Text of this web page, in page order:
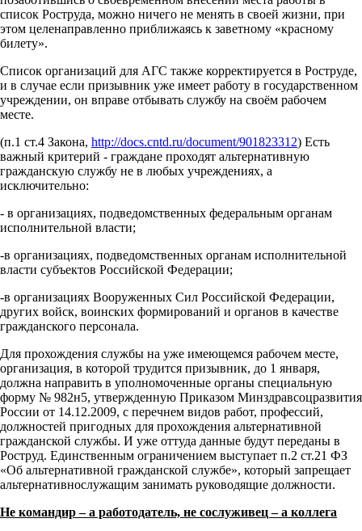
список Роструда, можно ничего не менять в своей жизни, при
этом целенаправленно приближаясь к заветному «красному
билету».
Список организаций для АГС также корректируется в Роструде,
и в случае если призывник уже имеет работу в государственном
учреждении, он вправе отбывать службу на своём рабочем
месте.
(п.1 ст.4 Закона, http://docs.cntd.ru/document/901823312) Есть
важный критерий - граждане проходят альтернативную
гражданскую службу не в любых учреждениях, а
исключительно:
- в организациях, подведомственных федеральным органам
исполнительной власти;
-в организациях, подведомственных органам исполнительной
власти субъектов Российской Федерации;
-в организациях Вооруженных Сил Российской Федерации,
других войск, воинских формирований и органов в качестве
гражданского персонала.
Для прохождения службы на уже имеющемся рабочем месте,
организация, в которой трудится призывник, до 1 января,
должна направить в уполномоченные органы специальную
форму № 982н5, утвержденную Приказом Минздравсоцразвития
России от 14.12.2009, с перечнем видов работ, профессий,
должностей пригодных для прохождения альтернативной
гражданской службы. И уже оттуда данные будут переданы в
Роструд. Единственным ограничением выступает п.2 ст.21 ФЗ
«Об альтернативной гражданской службе», который запрещает
альтернативнослужащим занимать руководящие должности.
Не командир – а работодатель, не сослуживец – а коллега